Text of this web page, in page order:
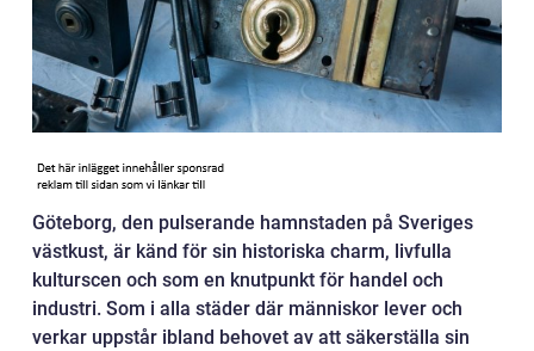
Göteborg, den pulserande hamnstaden på Sveriges
västkust, är känd för sin historiska charm, livfulla
kulturscen och som en knutpunkt för handel och
industri. Som i alla städer där människor lever och
verkar uppstår ibland behovet av att säkerställa sin